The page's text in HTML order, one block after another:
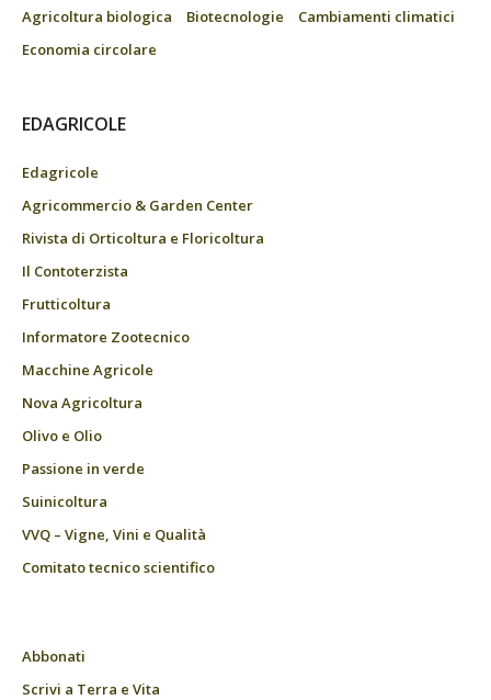
Agricoltura biologica
Biotecnologie
Cambiamenti climatici
Economia circolare
EDAGRICOLE
Edagricole
Agricommercio & Garden Center
Rivista di Orticoltura e Floricoltura
Il Contoterzista
Frutticoltura
Informatore Zootecnico
Macchine Agricole
Nova Agricoltura
Olivo e Olio
Passione in verde
Suinicoltura
VVQ – Vigne, Vini e Qualità
Comitato tecnico scientifico
Abbonati
Scrivi a Terra e Vita